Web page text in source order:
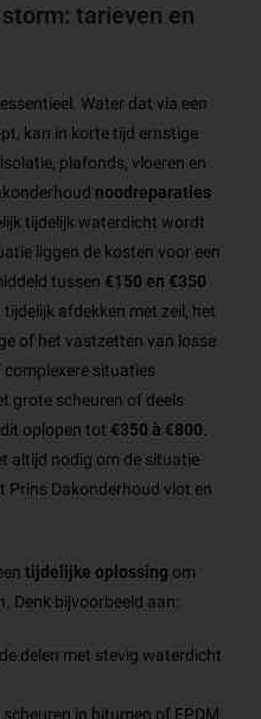
tarieven en
Water dat via een
kan in korte tijd ernstige
plafonds, vloeren en
noodreparaties
tijdelijk waterdicht wordt
liggen de kosten voor een
tussen €150 en €350
afdekken met zeil, het
of het vastzetten van losse
situaties
grote scheuren of deels
oplopen tot €350 à €800.
altijd nodig om de situatie
Prins Dakonderhoud vlot en
tijdelijke oplossing om
Denk bijvoorbeeld aan:
delen met stevig waterdicht
in bitumen of EPDM